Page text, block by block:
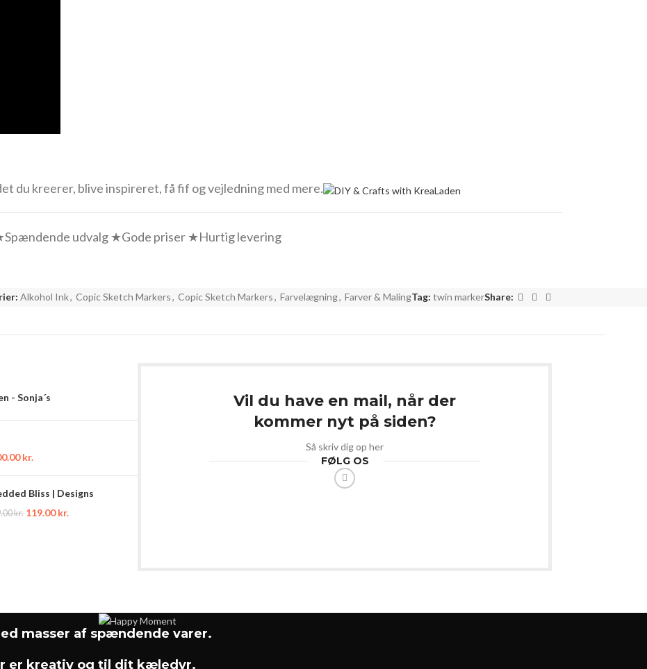
du kreerer, blive inspireret, få fif og vejledning med mere.
udvalg ★Gode priser ★Hurtig levering
Alkohol Ink, Copic Sketch Markers, Copic Sketch Markers, Farvelægning, Farver & MalingTag: twin markerShare:
- Sonja´s
kr.
Bliss | Designs
kr. 119.00kr.
Vil du have en mail, når der
kommer nyt på siden?
Så skriv dig op her
FØLG OS
masser af spændende varer.
er kreativ og til dit kæledyr.